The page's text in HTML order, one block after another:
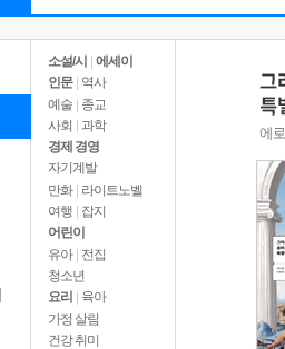
소설/시
에세이
인문
역사
예술 | 종교
사회 | 과학
경제 경영
자기계발
만화 | 라이트노벨
여행
잡지
어린이
유아 | 전집
청소년
요리
육아
가정 살림
건강 취미